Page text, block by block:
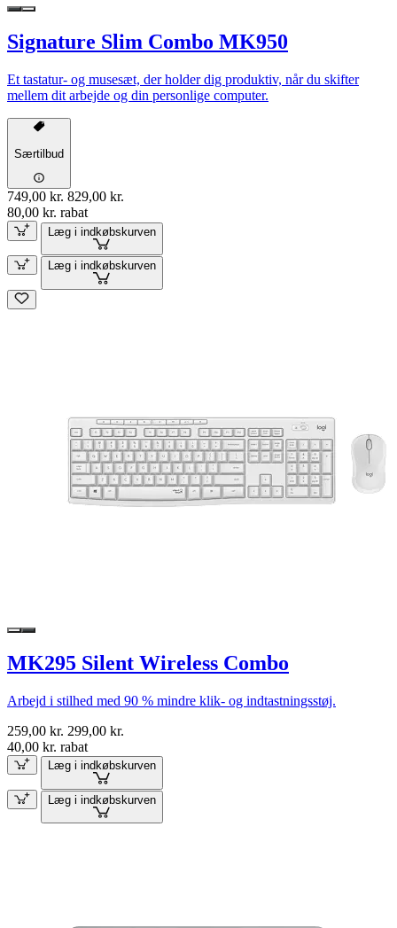
Signature Slim Combo MK950
Et tastatur- og musesæt, der holder dig produktiv, når du skifter
mellem dit arbejde og din personlige computer.
Særtilbud
749,00 kr. 829,00 kr.
80,00 kr. rabat
Læg i indkøbskurven
Læg i indkøbskurven
MK295 Silent Wireless Combo
Arbejd i stilhed med 90 % mindre klik- og indtastningsstøj.
259,00 kr. 299,00 kr.
40,00 kr. rabat
Læg i indkøbskurven
Læg i indkøbskurven